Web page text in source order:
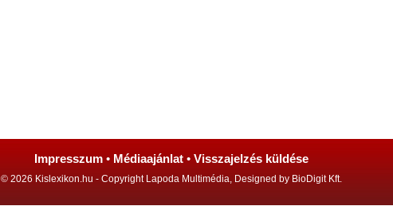
Impresszum • Médiaajánlat • Visszajelzés küldése
© 2026 Kislexikon.hu - Copyright Lapoda Multimédia, Designed by BioDigit Kft.